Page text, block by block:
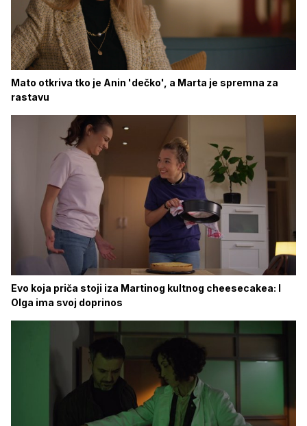
Mato otkriva tko je Anin 'dečko', a Marta je spremna za
rastavu
Evo koja priča stoji iza Martinog kultnog cheesecakea: I
Olga ima svoj doprinos